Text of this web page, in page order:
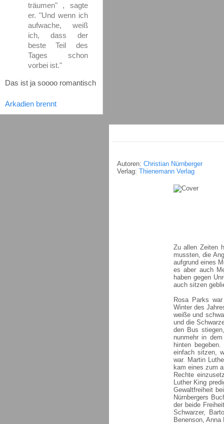
träumen" , sagte
er. "Und wenn ich
aufwache, weiß
ich, dass der
beste Teil des
Tages schon
vorbei ist."
Das ist ja soooo romantisch
Arkadien brennt
Autoren: Christian Nürnberger
Verlag: Thienemann Verlag
Zu allen Zeiten
mussten, die
aufgrund eines
es aber auch
haben gegen
auch sitzen
Rosa Parks
Winter des
weiße und
und die
den Bus
nunmehr in
hinten
einfach sitzen,
war. Martin
kam eines zum
Rechte
Luther King
Gewaltfreiheit
Nürnbergers
der beide
Schwarzer,
Benenson,